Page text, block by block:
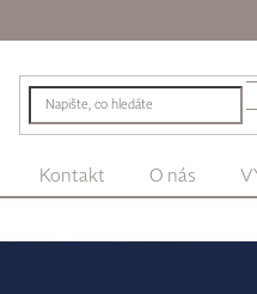
Kontakt O nás